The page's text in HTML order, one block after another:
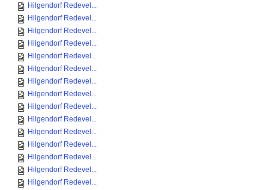
Hilgendorf Redevel...
Hilgendorf Redevel...
Hilgendorf Redevel...
Hilgendorf Redevel...
Hilgendorf Redevel...
Hilgendorf Redevel...
Hilgendorf Redevel...
Hilgendorf Redevel...
Hilgendorf Redevel...
Hilgendorf Redevel...
Hilgendorf Redevel...
Hilgendorf Redevel...
Hilgendorf Redevel...
Hilgendorf Redevel...
Hilgendorf Redevel...